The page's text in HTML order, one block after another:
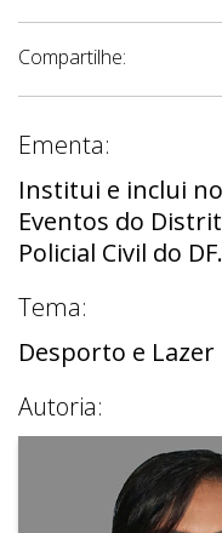
Compartilhe:
Ementa:
Institui e inclui
Eventos do
Policial Civil do DF.
Tema:
Desporto e Lazer
Autoria: